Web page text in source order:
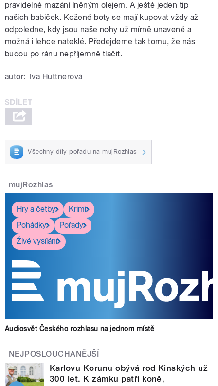
pravidelné mazání lněným olejem. A ještě jeden tip
našich babiček. Kožené boty se mají kupovat vždy až
odpoledne, kdy jsou naše nohy už mírně unavené a
možná i lehce nateklé. Předejdeme tak tomu, že nás
budou po ránu nepříjemně tlačit.
autor: Iva Hüttnerová
Všechny díly pořadu na mujRozhlas
mujRozhlas
Hry a četby
Krimi
Pohádky
Pořady
Živé vysílání
Audiosvět Českého rozhlasu na jednom místě
NEJPOSLOUCHANĚJŠÍ
Karlovu Korunu obývá rod Kinských už
300 let. K zámku patří koně,